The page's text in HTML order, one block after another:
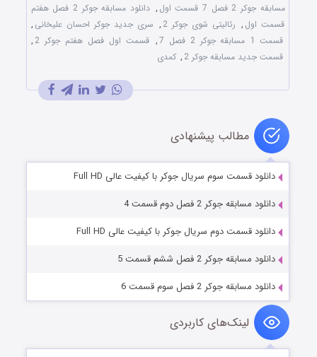
مسابقه جوکر 2 فصل 7 قسمت اول
,
دانلود مسابقه جوکر 2 فصل هفتم
قسمت اول , رئالیتی شوی جوکر 2 , سری جدید جوکر احسان علیخانی ,
قسمت 1 مسابقه جوکر 2 فصل 7
, قسمت اول فصل هفتم جوکر 2 ,
قسمت جدید مسابقه جوکر 2
, کمدی
مطالب پیشنهادی
دانلود قسمت سوم سریال جوکر با کیفیت عالی Full HD
دانلود مسابقه جوکر 2 فصل دوم قسمت 4
دانلود قسمت دوم سریال جوکر با کیفیت عالی Full HD
دانلود مسابقه جوکر 2 فصل ششم قسمت 5
دانلود مسابقه جوکر 2 فصل سوم قسمت 6
لینک‌های کاربردی